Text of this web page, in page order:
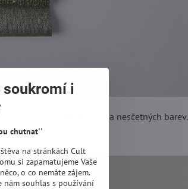
pomocí 3D textur a nesčetných barev.
Pianca.
soukromí i
chutnat''
na stránkách Cult
si zapamatujeme Vaše
o co nemáte zájem.
souhlas s používání